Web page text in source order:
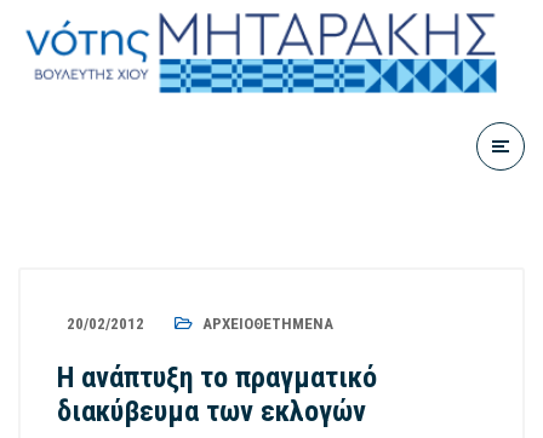
20/02/2012 ΑΡΧΕΙΟΘΕΤΗΜΈΝΑ
Η ανάπτυξη το πραγματικό
διακύβευμα των εκλογών